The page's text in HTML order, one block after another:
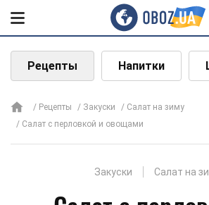
Рецепты Напитки
Рецепты Закуски
Салат на зиму
Салат с перловкой и овощами
Закуски Салат на